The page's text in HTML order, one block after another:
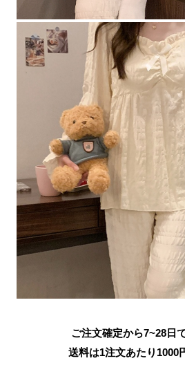
ご注文確定から7~28日
送料は1注文あたり 1000